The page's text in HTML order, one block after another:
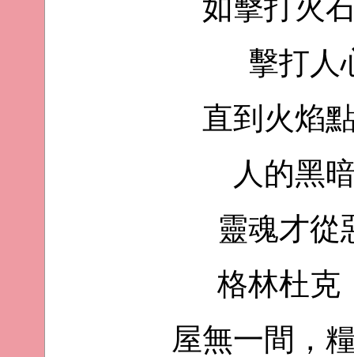
如擊打火
擊打人
直到火焰
人的黑
靈魂才從
格林杜克
屋無一間，